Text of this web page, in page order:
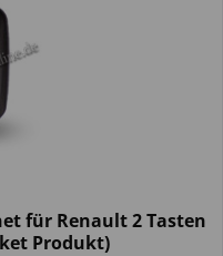
für Renault 2 Tasten
Produkt)